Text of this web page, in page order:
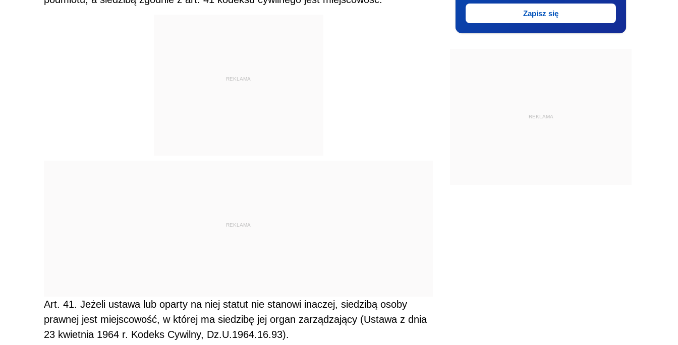
REKLAMA
REKLAMA
Art. 41. Jeżeli ustawa lub oparty na niej statut nie stanowi inaczej, siedzibą osoby
prawnej jest miejscowość, w której ma siedzibę jej organ zarządzający (Ustawa z dnia
23 kwietnia 1964 r. Kodeks Cywilny, Dz.U.1964.16.93).
Zapisz się
REKLAMA